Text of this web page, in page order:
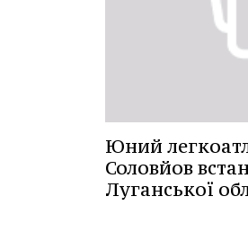
Юний
Соловйов
Луганської